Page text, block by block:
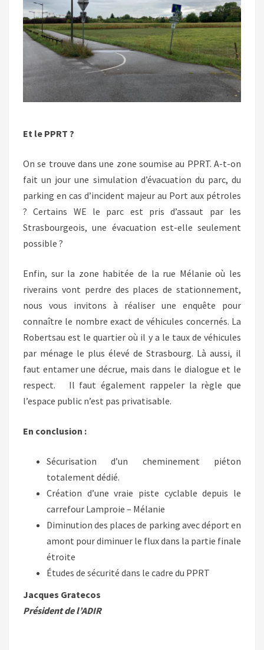
Et le PPRT ?
On se trouve dans une zone soumise au PPRT. A-t-on
fait un jour une simulation d’évacuation du parc, du
parking en cas d’incident majeur au Port aux pétroles
? Certains WE le parc est pris d’assaut par les
Strasbourgeois, une évacuation est-elle seulement
possible ?
Enfin, sur la zone habitée de la rue Mélanie où les
riverains vont perdre des places de stationnement,
nous vous invitons à réaliser une enquête pour
connaître le nombre exact de véhicules concernés. La
Robertsau est le quartier où il y a le taux de véhicules
par ménage le plus élevé de Strasbourg. Là aussi, il
faut entamer une décrue, mais dans le dialogue et le
respect. Il faut également rappeler la règle que
l’espace public n’est pas privatisable.
En conclusion :
Sécurisation d’un cheminement piéton
totalement dédié.
Création d’une vraie piste cyclable depuis le
carrefour Lamproie – Mélanie
Diminution des places de parking avec déport en
amont pour diminuer le flux dans la partie finale
étroite
Études de sécurité dans le cadre du PPRT
Jacques Gratecos
Président de l’ADIR